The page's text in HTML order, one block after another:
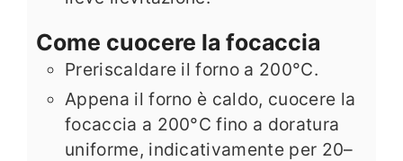
Come cuocere la focaccia
Preriscaldare il forno a 200°C.
Appena il forno è caldo, cuocere la
focaccia a 200°C fino a doratura
uniforme, indicativamente per 20–